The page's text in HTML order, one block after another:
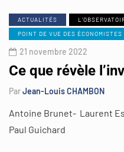
ACTUALITÉS
POINT DE VUE DES ÉCONOMISTES
21 novembre 2022
Ce que révèle
ParJean-Louis CHAMBON
Antoine Brunet- Laurent
Paul Guichard